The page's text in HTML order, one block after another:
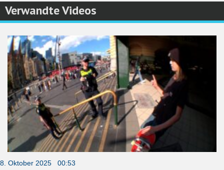
Verwandte Videos
8. Oktober 2025 00:53